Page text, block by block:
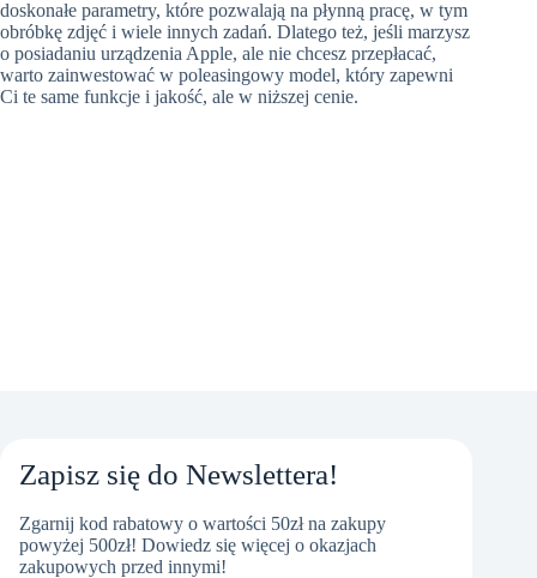
doskonałe parametry, które pozwalają na płynną pracę, w tym
obróbkę zdjęć i wiele innych zadań. Dlatego też, jeśli marzysz
o posiadaniu urządzenia Apple, ale nie chcesz przepłacać,
warto zainwestować w poleasingowy model, który zapewni
Ci te same funkcje i jakość, ale w niższej cenie.
Zapisz się do Newslettera!
Zgarnij kod rabatowy o wartości 50zł na zakupy
powyżej 500zł! Dowiedz się więcej o okazjach
zakupowych przed innymi!